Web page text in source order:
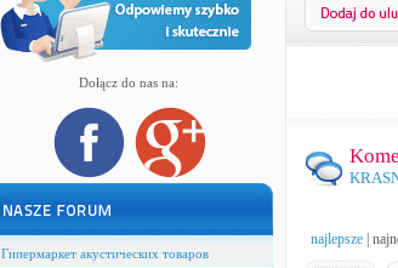
Dołącz do nas na:
Гипермаркет акустических товаров
najlepsze|